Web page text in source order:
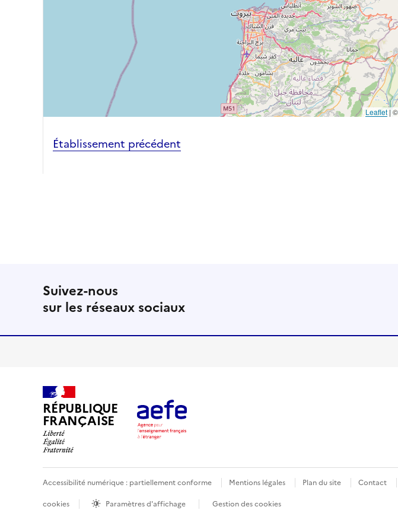
Leaflet |
Établissement précédent
Suivez-nous
sur les réseaux sociaux
RÉPUBLIQUE
FRANÇAISE
Accessibilité numérique : partiellement conforme Mentions légales Plan du site Contact
cookies
Paramètres d'affichage Gestion des cookies